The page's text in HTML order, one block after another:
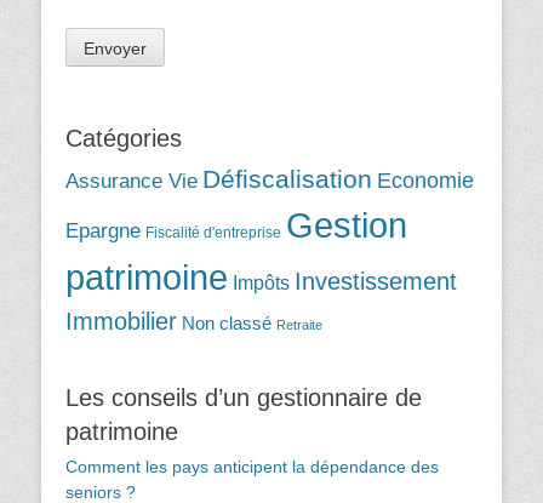
Catégories
Assurance Vie Défiscalisation Economie
Epargne Fiscalité d'entreprise Gestion
patrimoine Impôts Investissement
Immobilier Non classé Retraite
Les conseils d’un gestionnaire de
patrimoine
Comment les pays anticipent la dépendance des
seniors ?